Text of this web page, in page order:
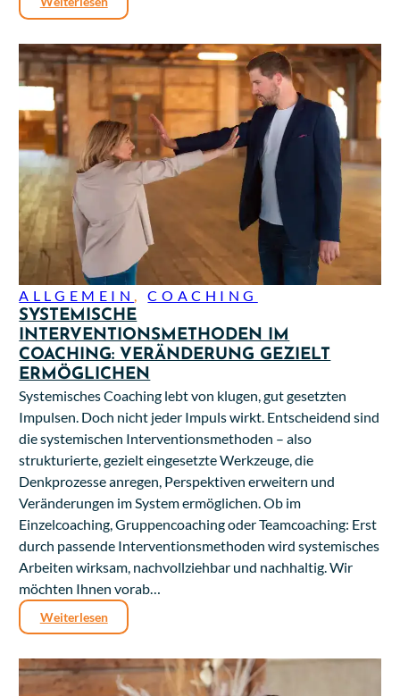
ALLGEMEIN ,COACHING
SYSTEMISCHE
INTERVENTIONSMETHODEN IM
COACHING: VERÄNDERUNG GEZIELT
ERMÖGLICHEN
Systemisches Coaching lebt von klugen, gut gesetzten
Impulsen. Doch nicht jeder Impuls wirkt. Entscheidend sind
die systemischen Interventionsmethoden – also
strukturierte, gezielt eingesetzte Werkzeuge, die
Denkprozesse anregen, Perspektiven erweitern und
Veränderungen im System ermöglichen. Ob im
Einzelcoaching, Gruppencoaching oder Teamcoaching: Erst
durch passende Interventionsmethoden wird systemisches
Arbeiten wirksam, nachvollziehbar und nachhaltig. Wir
möchten Ihnen vorab…
Weiterlesen